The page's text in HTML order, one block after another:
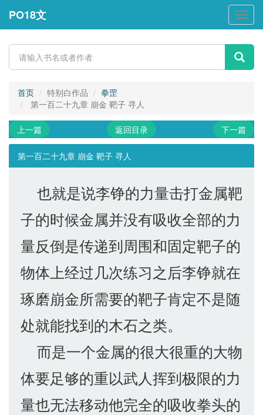
PO18
文
PO18文
首页 特别白作品
拳罡
第一百二十九章 崩金 靶子 寻人
上一篇 返回目录 下一篇
第一百二十九章 崩金 靶子 寻人
也就是说李铮的力量击打金属靶
子的时候金属并没有吸收全部的力
量反倒是传递到周围和固定靶子的
物体上经过几次练习之后李铮就在
琢磨崩金所需要的靶子肯定不是随
处就能找到的木石之类。
而是一个金属的很大很重的大物
体要足够的重以武人挥到极限的力
量也无法移动他完全的吸收拳头的